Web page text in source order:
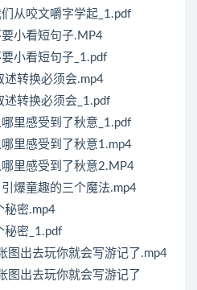
从咬文嚼字学起_1.pdf
小看短句子.MP4
小看短句子_1.pdf
述转换必须会.mp4
转换必须会_1.pdf
里感受到了秋意_1.pdf
里感受到了秋意1.mp4
里感受到了秋意2.MP4
爆童趣的三个魔法.mp4
秘密.mp4
秘密_1.pdf
图出去玩你就会写游记了.mp4
图出去玩你就会写游记了